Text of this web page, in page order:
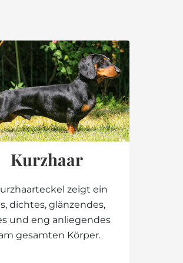
Kurzhaar
zeigt ein
dichtes, glänzendes,
gesamten Körper.
Zur Suche